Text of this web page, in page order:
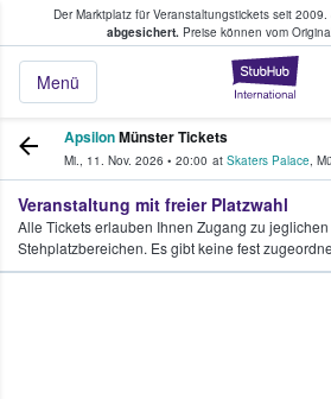
Der Marktplatz für Veranstaltungstickets seit 2009.
abgesichert.Preise können vom
Menü
Tickets kaufen &
ApsilonMünster Tickets
Mi., 11. Nov. 2026 • 20:00 at Skaters Palace,
Veranstaltung mit freier Platzwahl
Alle Tickets erlauben Ihnen Zugang zu
Stehplatzbereichen. Es gibt keine fest